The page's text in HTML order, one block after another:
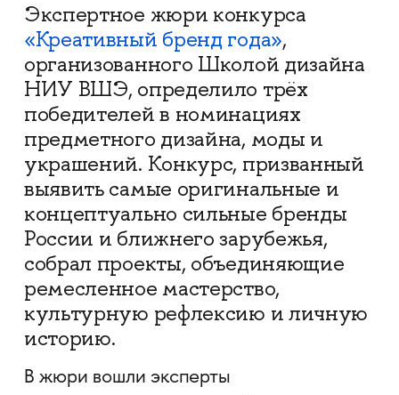
Экспертное жюри конкурса
«Креативный бренд года»,
организованного Школой дизайна
НИУ ВШЭ, определило трёх
победителей в номинациях
предметного дизайна, моды и
украшений. Конкурс, призванный
выявить самые оригинальные и
концептуально сильные бренды
России и ближнего зарубежья,
собрал проекты, объединяющие
ремесленное мастерство,
культурную рефлексию и личную
историю.
В жюри вошли эксперты